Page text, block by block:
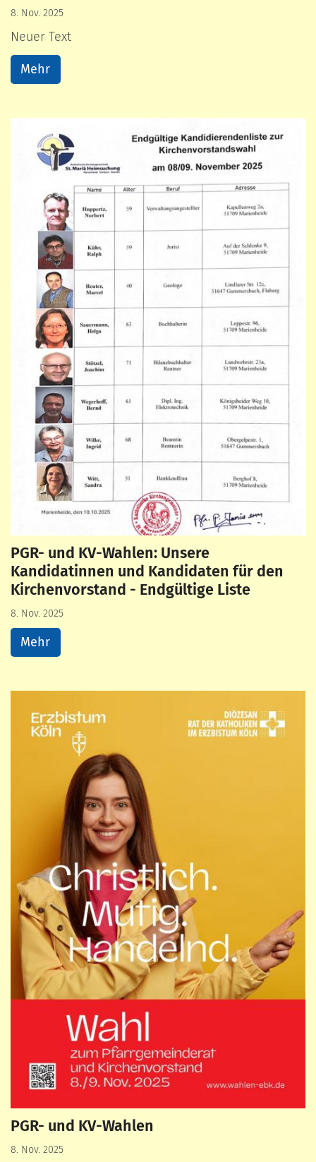
8. Nov. 2025
Neuer Text
Mehr
PGR- und KV-Wahlen: Unsere
Kandidatinnen und Kandidaten für den
Kirchenvorstand - Endgültige Liste
8. Nov. 2025
Mehr
PGR- und KV-Wahlen
8. Nov. 2025